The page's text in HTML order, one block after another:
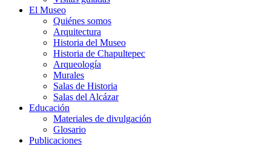
El Museo
Quiénes somos
Arquitectura
Historia del Museo
Historia de Chapultepec
Arqueología
Murales
Salas de Historia
Salas del Alcázar
Educación
Materiales de divulgación
Glosario
Publicaciones